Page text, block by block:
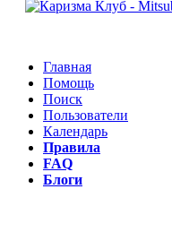
Главная
Помощь
Поиск
Пользователи
Календарь
Правила
FAQ
Блоги